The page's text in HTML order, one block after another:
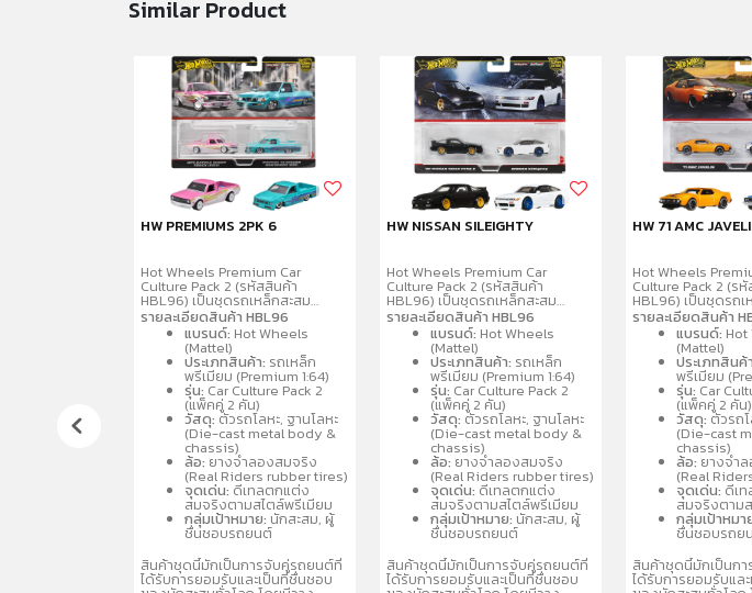
Similar Product
HW PREMIUMS 2PK 6
Hot Wheels Premium Car
Culture Pack 2 (รหัสสินค้า
HBL96) เป็นชุดรถเหล็กสะสม
พรีเมียมขนาด 1:64 จำนวน 2 คันต่อ
แพ็ค โดดเด่นด้วยรายละเอียด
สมจริง ล้อจำลองยางจริง ตัวรถ
และฐานผลิตจากโลหะ
(Metal/Metal) คละแบบรถสปอร์ต
และรถแข่งที่เป็นที่นิยม เช่น
Porsche, Audi, Nissan เหมาะ
สำหรับนักสะสมอายุ 3 ปีขึ้นไป
รายละเอียดสินค้า HBL96
แบรนด์: Hot Wheels
(Mattel)
ประเภทสินค้า: รถเหล็ก
พรีเมียม (Premium 1:64)
รุ่น: Car Culture Pack 2
(แพ็คคู่ 2 คัน)
วัสดุ: ตัวรถโลหะ, ฐานโลหะ
(Die-cast metal body &
chassis)
ล้อ: ยางจำลองสมจริง
(Real Riders rubber tires)
จุดเด่น: ดีเทลตกแต่ง
สมจริงตามสไตล์พรีเมียม
กลุ่มเป้าหมาย: นักสะสม, ผู้
ชื่นชอบรถยนต์
สินค้าชุดนี้มักเป็นการจับคู่รถยนต์ที่
ได้รับการยอมรับและเป็นที่ชื่นชอบ
HW NISSAN SILEIGHTY
Hot Wheels Premium Car
Culture Pack 2 (รหัสสินค้า
HBL96) เป็นชุดรถเหล็กสะสม
พรีเมียมขนาด 1:64 จำนวน 2 คันต่อ
แพ็ค โดดเด่นด้วยรายละเอียด
สมจริง ล้อจำลองยางจริง ตัวรถ
และฐานผลิตจากโลหะ
(Metal/Metal) คละแบบรถสปอร์ต
และรถแข่งที่เป็นที่นิยม เช่น
Porsche, Audi, Nissan เหมาะ
สำหรับนักสะสมอายุ 3 ปีขึ้นไป
รายละเอียดสินค้า HBL96
แบรนด์: Hot Wheels
(Mattel)
ประเภทสินค้า: รถเหล็ก
พรีเมียม (Premium 1:64)
รุ่น: Car Culture Pack 2
(แพ็คคู่ 2 คัน)
วัสดุ: ตัวรถโลหะ, ฐานโลหะ
(Die-cast metal body &
chassis)
ล้อ: ยางจำลองสมจริง
(Real Riders rubber tires)
จุดเด่น: ดีเทลตกแต่ง
สมจริงตามสไตล์พรีเมียม
กลุ่มเป้าหมาย: นักสะสม, ผู้
ชื่นชอบรถยนต์
สินค้าชุดนี้มักเป็นการจับคู่รถยนต์ที่
ได้รับการยอมรับและเป็นที่ชื่นชอบ
HW 71 AMC
Hot Wheels
Culture Pack 2 (ร
HBL96) เป็นชุดรถเ
พรีเมียมขนาด 1:64
แพ็ค โดดเด่นด้วยรา
สมจริง ล้อจำลองย
และฐานผลิตจากโล
(Metal/Metal) คละ
และรถแข่งที่เป็นที่นิ
Porsche, Audi,
สำหรับนักสะสมอา
รายละเอียดสินค้า
แบรนด์:
(Mattel)
ประเภทสินค้
พรีเมียม
รุ่น: Car
(แพ็คคู่ 2 คัน)
วัสดุ: ตัวรถ
(Die-cast
chassis)
ล้อ: ยางจำ
(Real
จุดเด่น: ดีเ
สมจริงตาม
กลุ่มเป้าหมา
ชื่นชอบรถย
สินค้าชุดนี้มักเป็นก
ได้รับการยอมรับแล